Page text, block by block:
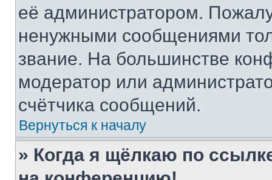
её администратором.
ненужными сообщениями
звание. На большинстве
модератор или
счётчика сообщений.
Вернуться к началу
» Когда я щёлкаю по